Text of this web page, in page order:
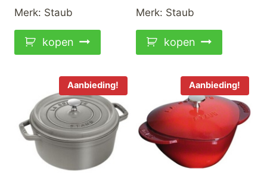
was:
Merk: Staub
kopen
was:
Merk: Staub
kopen
Aanbieding! Aanbieding!